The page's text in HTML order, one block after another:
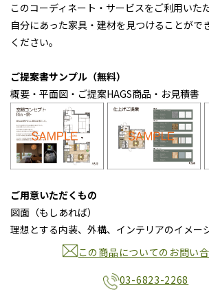
このコーディネート・サービスをご利用いた
自分にあった家具・建材を見つけることがで
ください。
ご提案書サンプル（無料）
概要・平面図・ご提案HAGS商品・お見積書
ご用意いただくもの
図面（もしあれば）
理想とする内装、外構、インテリアのイメー
この商品についてのお問い
03-6823-2268